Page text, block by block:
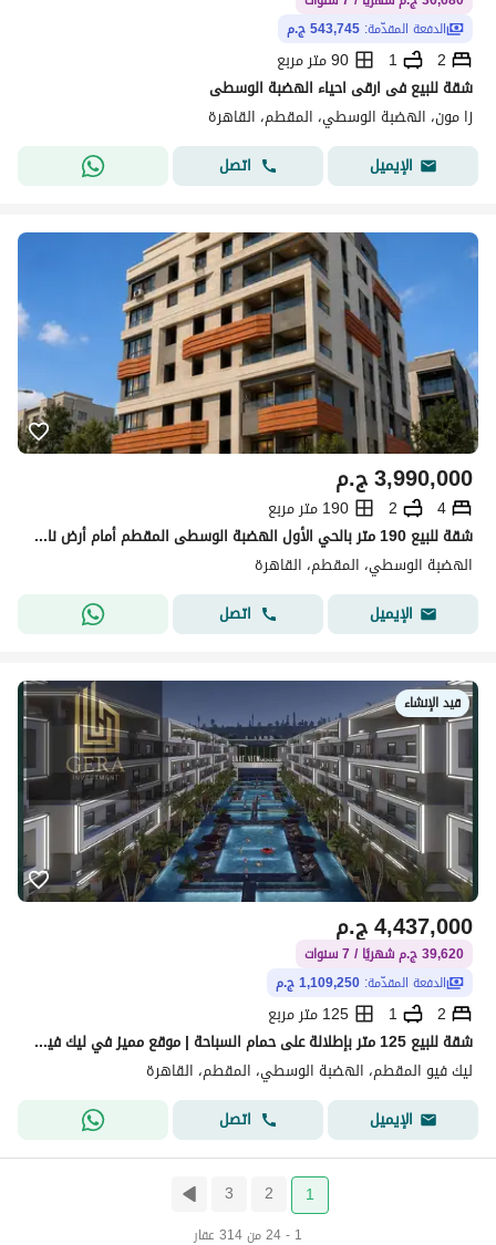
الدفعة المقدّمة: 543,745 ج.م
2
1
90 متر مربع
شقة للبيع فى ارقى احياء الهضبة الوسطى
زا مون، الهضبة الوسطي، المقطم، القاهرة
الإيميل
اتصل
ج.م3,990,000
4
2
190 متر مربع
شقة للبيع 190 متر بالحي الأول الهضبة الوسطى المقطم أمام أرض نادي وادي دجلة فيو مفتوح 4 غرف 2 حمام دور رابع ليس الأخير موقع مميز
الهضبة الوسطي، المقطم، القاهرة
الإيميل
اتصل
قيد الإنشاء
ج.م4,437,000
39,620 ج.م شهريًا / 7 سنوات
الدفعة المقدّمة: 1,109,250 ج.م
2
1
125 متر مربع
شقة للبيع 125 متر بإطلالة على حمام السباحة | موقع مميز في ليك فيو المقطم | تقسيط 7 سنوات
ليك فيو المقطم، الهضبة الوسطي، المقطم، القاهرة
الإيميل
اتصل
1
2
3
1 - 24 من 314 عقار